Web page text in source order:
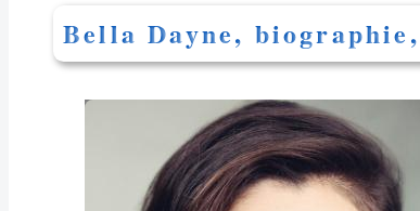
Bella Dayne,